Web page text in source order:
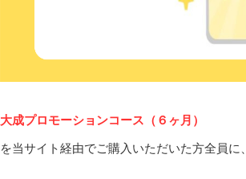
大成プロモーションコース（６ヶ月）
を当サイト経由でご購入いただいた方全員に、